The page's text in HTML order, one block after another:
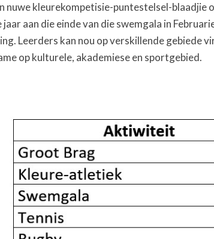
nuwe kleurekompetisie-puntestelsel-blaadjie
jaar aan die einde van die swemgala in
Leerders kan nou op verskillende gebiede
op kulturele, akademiese en sportgebied.